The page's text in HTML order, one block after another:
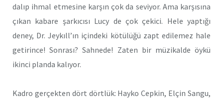
dalıp ihmal etmesine karşın çok da seviyor. Ama karşısına
çıkan kabare şarkıcısı Lucy de çok çekici. Hele yaptığı
deney, Dr. Jeykıll’ın içindeki kötülüğü zapt edilemez hale
getirince! Sonrası? Sahnede! Zaten bir müzikalde öykü
ikinci planda kalıyor.
Kadro gerçekten dört dörtlük: Hayko Cepkin, Elçin Sangu,